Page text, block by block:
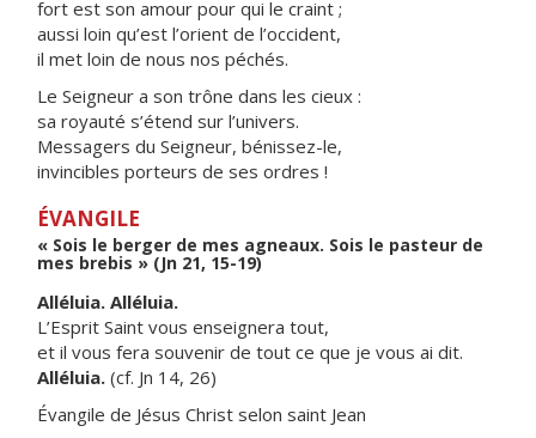
fort est son amour pour qui le craint ;
aussi loin qu’est l’orient de l’occident,
il met loin de nous nos péchés.
Le Seigneur a son trône dans les cieux :
sa royauté s’étend sur l’univers.
Messagers du Seigneur, bénissez-le,
invincibles porteurs de ses ordres !
ÉVANGILE
« Sois le berger de mes agneaux. Sois le pasteur de
mes brebis » (Jn 21, 15-19)
Alléluia. Alléluia.
L’Esprit Saint vous enseignera tout,
et il vous fera souvenir de tout ce que je vous ai dit.
Alléluia. (cf. Jn 14, 26)
Évangile de Jésus Christ selon saint Jean